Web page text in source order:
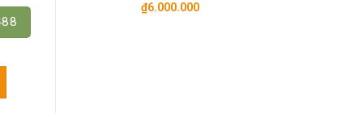
Dùng Cho Pallet 1 Mặt + 2 Mặt số lượng
₫6.000.000